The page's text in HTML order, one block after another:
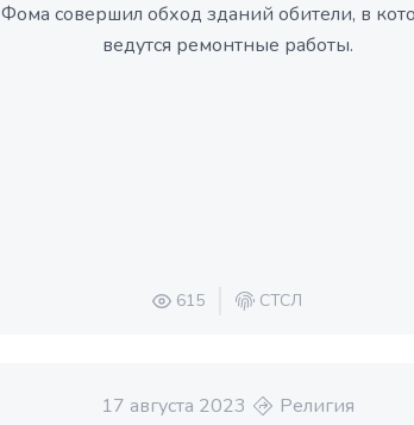
Фома совершил обход зданий обители, в
ведутся ремонтные работы.
615 СТСЛ
17 августа 2023 Религия